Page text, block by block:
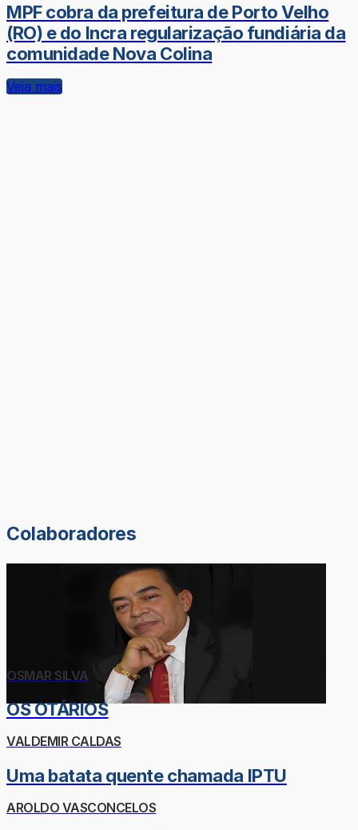
MPF cobra da prefeitura de Porto Velho
(RO) e do Incra regularização fundiária da
comunidade Nova Colina
Veja mais
Colaboradores
OSMAR SILVA
OS OTÁRIOS
VALDEMIR CALDAS
Uma batata quente chamada IPTU
AROLDO VASCONCELOS